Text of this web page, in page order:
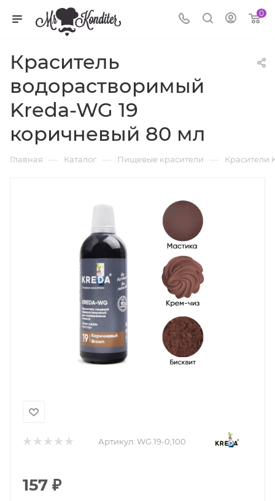
0
Краситель
водорастворимый
Kreda-WG 19
коричневый 80 мл
Главная — Каталог — Пищевые красители — Красители
Артикул: WG.19-0,100
157 ₽